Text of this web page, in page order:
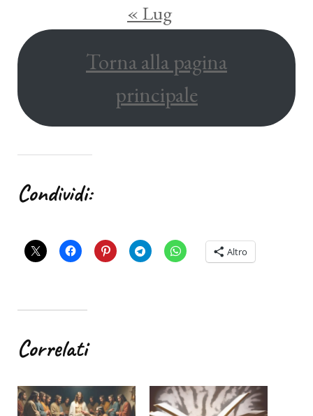
« Lug
Torna alla pagina
principale
Condividi:
Altro
Correlati